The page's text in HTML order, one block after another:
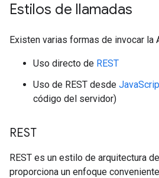
Estilos de llamadas
Existen varias formas de invocar la
Uso directo de REST
Uso de REST desde
código del servidor)
REST
REST es un estilo de arquitectura
proporciona un enfoque